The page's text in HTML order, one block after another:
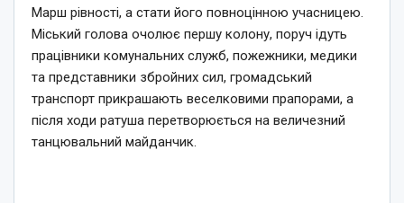
Марш рівності, а стати його повноцінною учасницею.
Міський голова очолює першу колону, поруч ідуть
працівники комунальних служб, пожежники, медики
та представники збройних сил, громадський
транспорт прикрашають веселковими прапорами, а
після ходи ратуша перетворюється на величезний
танцювальний майданчик.